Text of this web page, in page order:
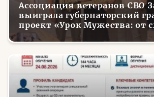
Ассоциация ветеранов СВО
выиграла губернаторский
проект «Урок Мужества: от
делу»